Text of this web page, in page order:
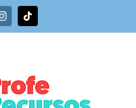
InstagramTiktok